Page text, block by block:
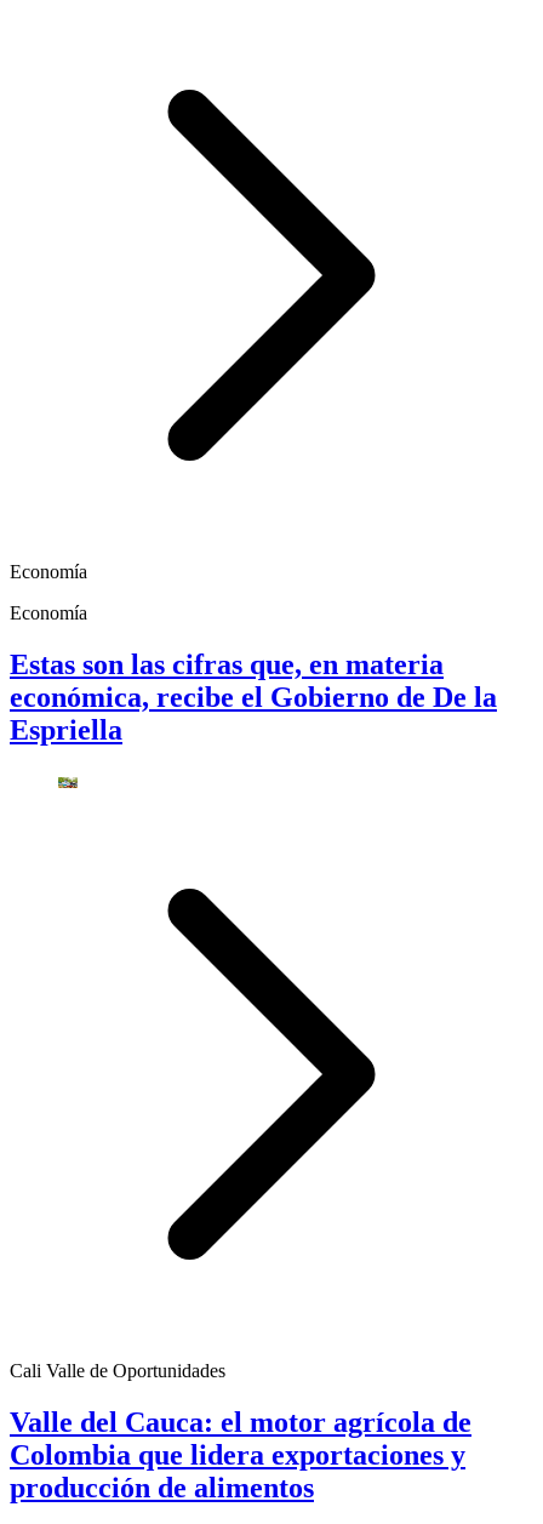
Economía
Economía
Estas son las cifras que, en materia
económica, recibe el Gobierno de De la
Espriella
Cali Valle de Oportunidades
Valle del Cauca: el motor agrícola de
Colombia que lidera exportaciones y
producción de alimentos